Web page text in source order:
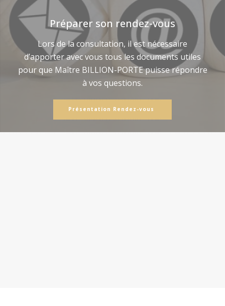
Préparer son rendez-vous
Lors de la consultation, il est nécessaire
d’apporter avec vous tous les documents utiles
pour que Maître BILLION-PORTE puisse répondre
à vos questions.
Présentation Rendez-vous